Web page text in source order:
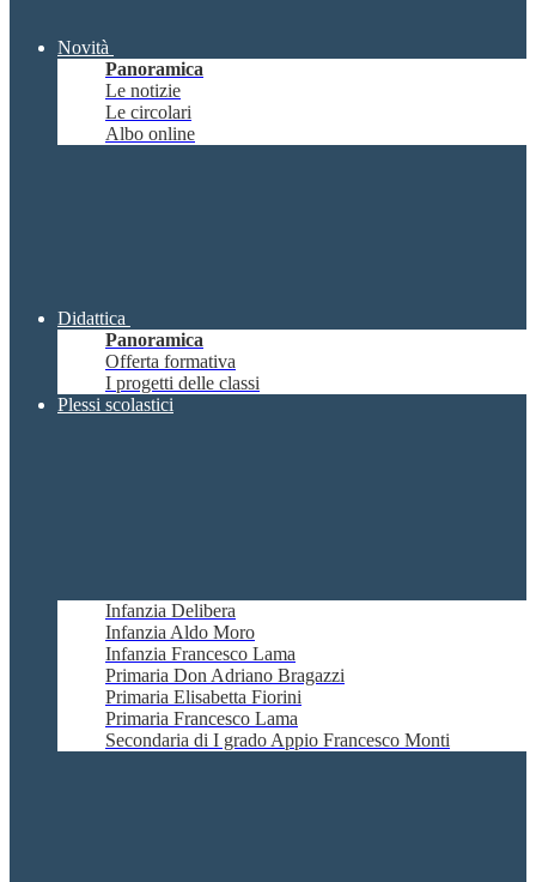
Novità
Panoramica
Le notizie
Le circolari
Albo online
Didattica
Panoramica
Offerta formativa
I progetti delle classi
Plessi scolastici
Infanzia Delibera
Infanzia Aldo Moro
Infanzia Francesco Lama
Primaria Don Adriano Bragazzi
Primaria Elisabetta Fiorini
Primaria Francesco Lama
Secondaria di I grado Appio Francesco Monti